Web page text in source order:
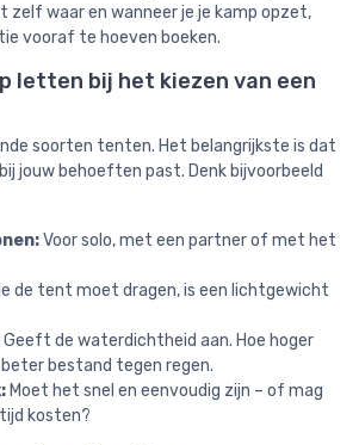
zelf waar en wanneer je je kamp opzet,
vooraf te hoeven boeken.
letten bij het kiezen van een
soorten tenten. Het belangrijkste is dat
jouw behoeften past. Denk bijvoorbeeld
Voor solo, met een partner of met het
de tent moet dragen, is een lichtgewicht
Geeft de waterdichtheid aan. Hoe hoger
bestand tegen regen.
Moet het snel en eenvoudig zijn – of mag
kosten?